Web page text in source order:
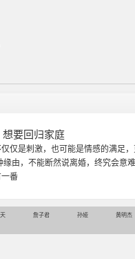
毕业于重庆师范大学心理学专业
爱择偶、夫妻关系，情感挽回、
詹子君 孙娅 黄明杰